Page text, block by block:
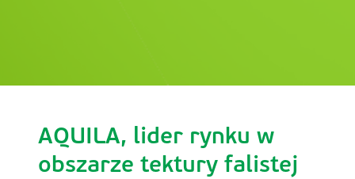
AQUILA, lider rynku w
obszarze tektury falistej